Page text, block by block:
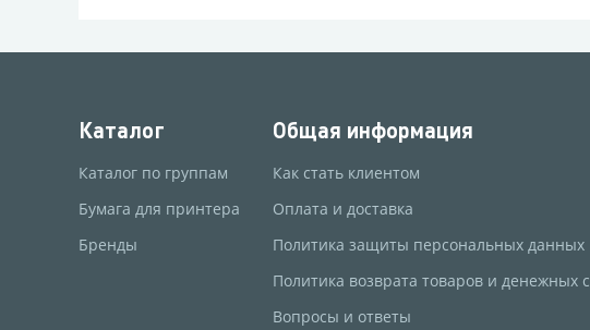
Каталог
Каталог по группам
Бумага для принтера
Бренды
Общая информация
Как стать клиентом
Оплата и доставка
Политика защиты персональных данных
Политика возврата товаров и денежных
Вопросы и ответы